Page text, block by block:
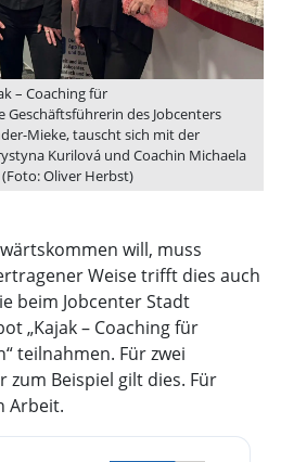
– Coaching für
Geschäftsführerin des Jobcenters
Mieke, tauscht sich mit der
Kurilová und Coachin Michaela
Oliver Herbst)
will, muss
Weise trifft dies auch
beim Jobcenter Stadt
„Kajak – Coaching für
teilnahmen. Für zwei
Beispiel gilt dies. Für
Arbeit.